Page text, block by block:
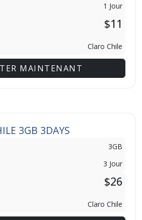
1 Jour
$11
Claro Chile
MAINTENANT
3GB 3DAYS
3GB
3 Jour
$26
Claro Chile